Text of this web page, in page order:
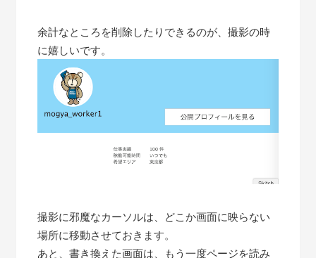
余計なところを削除したりできるのが、撮影の時
に嬉しいです。
撮影に邪魔なカーソルは、どこか画面に映らない
場所に移動させておきます。
あと、書き換えた画面は、もう一度ページを読み